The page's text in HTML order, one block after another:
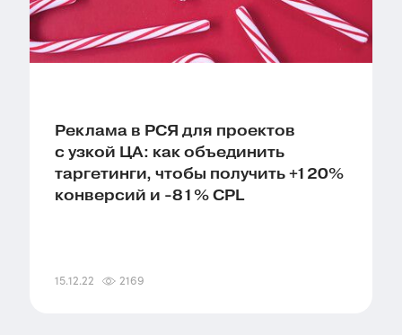
Реклама в РСЯ для проектов
с узкой ЦА: как объединить
таргетинги, чтобы получить +120%
конверсий и -81% CPL
15.12.22 2169